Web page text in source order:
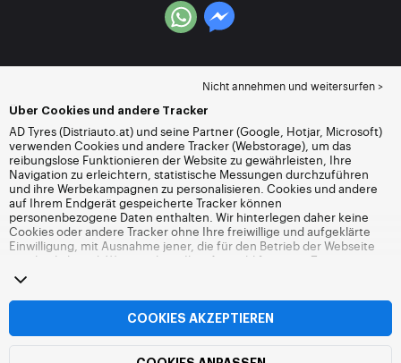
Nicht annehmen und weitersurfen >
Über Cookies und andere Tracker
AD Tyres (Distriauto.at) und seine Partner (Google, Hotjar, Microsoft)
verwenden Cookies und andere Tracker (Webstorage), um das
reibungslose Funktionieren der Website zu gewährleisten, Ihre
Navigation zu erleichtern, statistische Messungen durchzuführen
und ihre Werbekampagnen zu personalisieren. Cookies und andere
auf Ihrem Endgerät gespeicherte Tracker können
personenbezogene Daten enthalten. Wir hinterlegen daher keine
Cookies oder andere Tracker ohne Ihre freiwillige und aufgeklärte
Einwilligung, mit Ausnahme jener, die für den Betrieb der Webseite
unerlässlich sind. Wir speichern Ihre Auswahl für einen Zeitraum von
6 Monaten. Sie können Ihre Einwilligung jederzeit widerrufen, indem
Sie die Webseite
die Möglichkeit, Ihre Navigation fortzusetzen, ohne die Hinterlegung
von Cookies oder anderen Trackern zu akzeptieren. Die Ablehnung
hat keinen Einfluss auf Ihren Zugriff zu den angebotenen
Dienstleistungen Distriauto.at. Weitere Informationen finden Sie auf
Webseite Cookies und andere Tracker.
COOKIES AKZEPTIEREN